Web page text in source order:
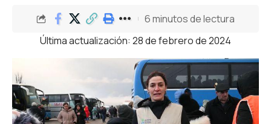
Última actualización: 28 de febrero de 2024
6 minutos de lectura